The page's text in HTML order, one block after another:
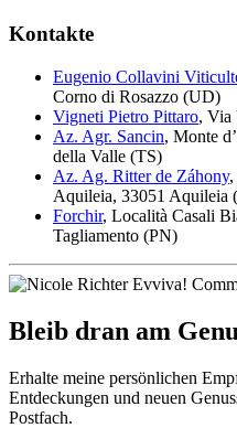
Kontakte
Eugenio Collavini
Corno di Rosazzo (UD)
Vigneti Pietro Pittaro, Via
Az. Agr. Sancin, Monte
della Valle (TS)
Az. Ag. Ritter de Záhony,
Aquileia, 33051 Aquileia
Forchir, Località Casali
Tagliamento (PN)
Bleib dran am
Erhalte meine persönlichen
Entdeckungen und neuen
Postfach.